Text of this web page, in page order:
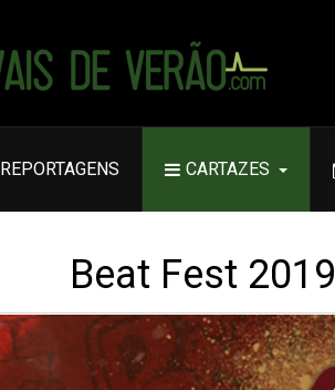
REPORTAGENS CARTAZES
Beat Fest 2019